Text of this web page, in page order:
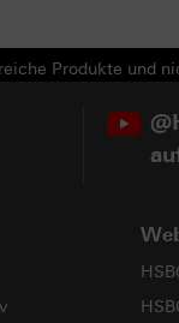
Produkte und